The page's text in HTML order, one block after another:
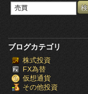
ブログカテゴリ
株式投資
FX為替
仮想通貨
その他投資